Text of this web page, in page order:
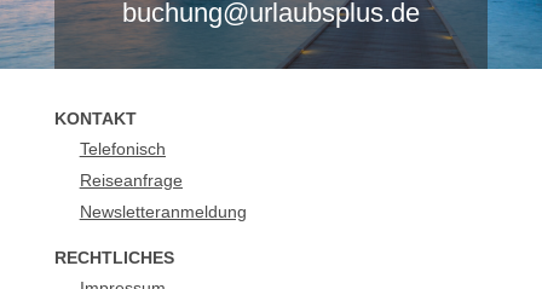
buchung@urlaubsplus.de
KONTAKT
Telefonisch
Reiseanfrage
Newsletteranmeldung
RECHTLICHES